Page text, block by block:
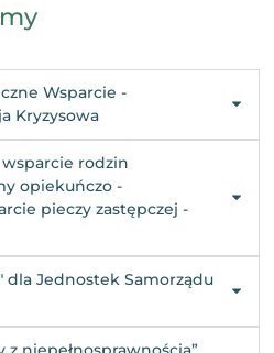
Wsparcie -
Kryzysowa
rodzin
opiekuńczo -
pieczy zastępczej -
Jednostek Samorządu